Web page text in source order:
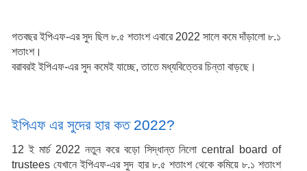
গতবছর ইপিএফ-এর সুদ ছিল ৮.৫ শতাংশ এবারে 2022 সালে কমে দাঁড়ালো ৮.১
শতাংশ।
বরাবরই ইপিএফ-এর সুদ কমেই যাচ্ছে, তাতে মধ্যবিত্তের চিন্তা বাড়ছে।
ইপিএফ এর সুদের হার কত 2022?
12 ই মার্চ 2022 নতুন করে বড়ো সিদ্ধান্ত নিলো central board of
trustees যেখানে ইপিএফ-এর সুদ হার ৮.৫ শতাংশ থেকে কমিয়ে ৮.১ শতাংশ